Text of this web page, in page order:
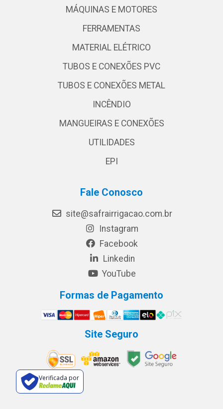
MÁQUINAS E MOTORES
FERRAMENTAS
MATERIAL ELÉTRICO
TUBOS E CONEXÕES PVC
TUBOS E CONEXÕES METAL
INCÊNDIO
MANGUEIRAS E CONEXÕES
UTILIDADES
EPI
Fale Conosco
site@safrairrigacao.com.br
Instagram
Facebook
Linkedin
YouTube
Formas de Pagamento
Site Seguro
Verificada por